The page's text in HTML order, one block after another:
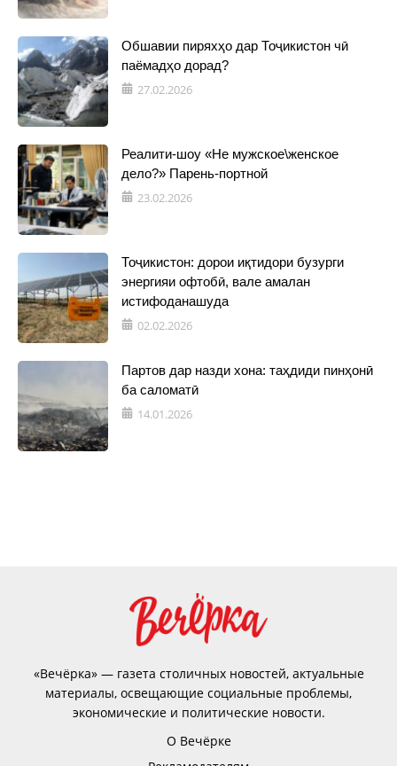
Обшавии пиряхҳо дар Тоҷикистон чӣ
паёмадҳо дорад?
27.02.2026
Реалити-шоу «Не мужское\женское
дело?» Парень-портной
23.02.2026
Тоҷикистон: дорои иқтидори бузурги
энергияи офтобӣ, вале амалан
истифоданашуда
02.02.2026
Партов дар назди хона: таҳдиди пинҳонӣ
ба саломатӣ
14.01.2026
«Вечёрка» — газета столичных новостей, актуальные
материалы, освещающие социальные проблемы,
экономические и политические новости.
О Вечёрке